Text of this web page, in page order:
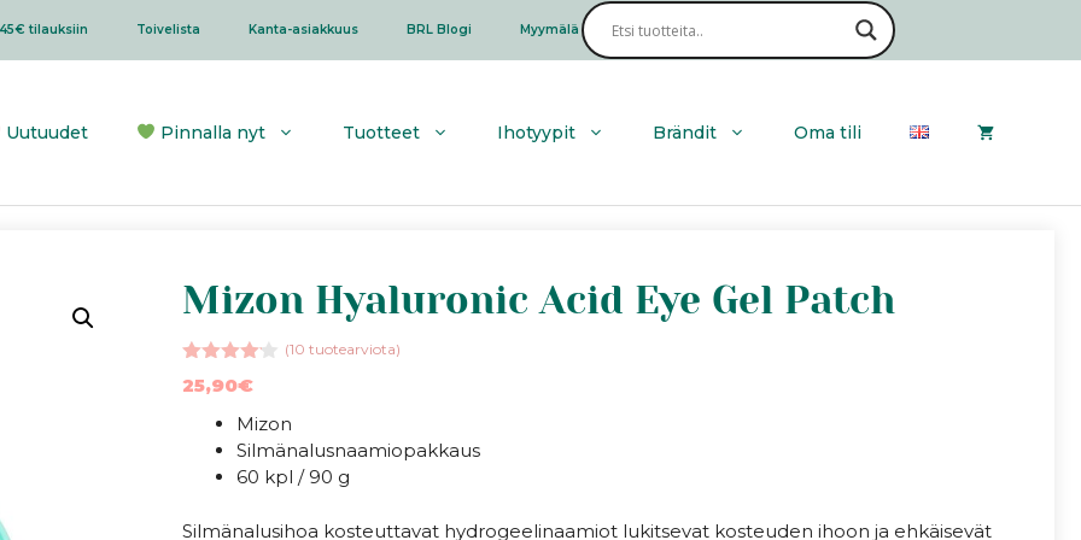
tilauksiin Toivelista Kanta-asiakkuus BRL Blogi Myymälä Haku
Uutuudet Pinnalla nyt Tuotteet Ihotyypit Brändit Oma tili
Mizon Hyaluronic Acid Eye Gel Patch
4.10
5:stä
(10 tuotearviota)
25,90€
Mizon
Silmänalusnaamiopakkaus
60 kpl / 90 g
Silmänalusihoa kosteuttavat hydrogeelinaamiot lukitsevat kosteuden ihoon ja ehkäisevät
Acid
Gel